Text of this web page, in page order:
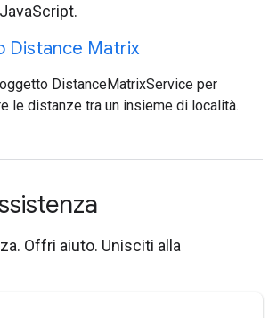
Distance Matrix
DistanceMatrixService per
le distanze tra un insieme di località.
Offri aiuto. Unisciti alla